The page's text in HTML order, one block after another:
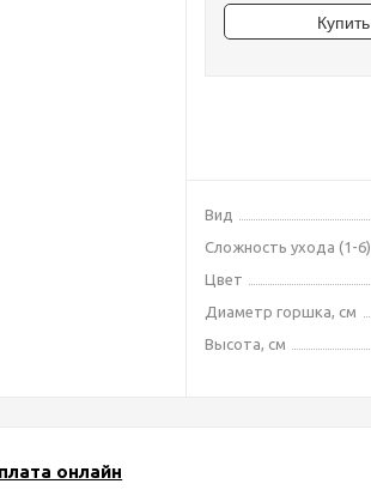
Вид
Сложность ухода (1-6)
Цвет
Диаметр горшка, см
Высота, см
онлайн